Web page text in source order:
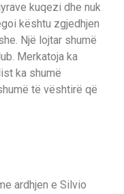
kuqezi dhe nuk
kështu zgjedhjen
Një lojtar shumë
Merkatoja ka
ka shumë
të vështirë që
ardhjen e Silvio